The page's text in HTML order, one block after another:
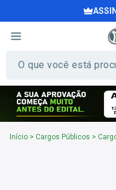
Início > Cargos Públicos >